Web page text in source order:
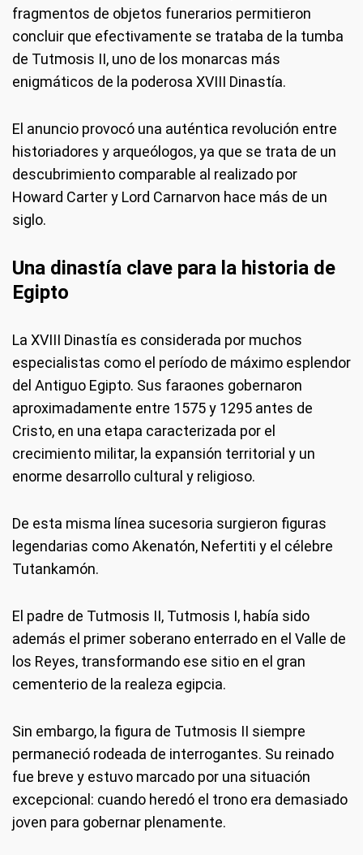
fragmentos de objetos funerarios permitieron
concluir que efectivamente se trataba de la tumba
de Tutmosis II, uno de los monarcas más
enigmáticos de la poderosa XVIII Dinastía.
El anuncio provocó una auténtica revolución entre
historiadores y arqueólogos, ya que se trata de un
descubrimiento comparable al realizado por
Howard Carter y Lord Carnarvon hace más de un
siglo.
Una dinastía clave para la historia de
Egipto
La XVIII Dinastía es considerada por muchos
especialistas como el período de máximo esplendor
del Antiguo Egipto. Sus faraones gobernaron
aproximadamente entre 1575 y 1295 antes de
Cristo, en una etapa caracterizada por el
crecimiento militar, la expansión territorial y un
enorme desarrollo cultural y religioso.
De esta misma línea sucesoria surgieron figuras
legendarias como Akenatón, Nefertiti y el célebre
Tutankamón.
El padre de Tutmosis II, Tutmosis I, había sido
además el primer soberano enterrado en el Valle de
los Reyes, transformando ese sitio en el gran
cementerio de la realeza egipcia.
Sin embargo, la figura de Tutmosis II siempre
permaneció rodeada de interrogantes. Su reinado
fue breve y estuvo marcado por una situación
excepcional: cuando heredó el trono era demasiado
joven para gobernar plenamente.